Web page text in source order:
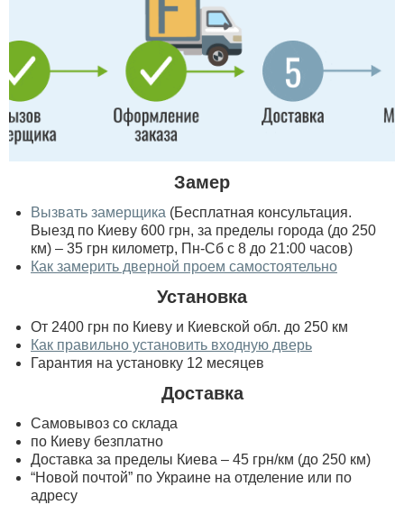
Замер
Вызвать замерщика (Бесплатная консультация.
Выезд по Киеву 600 грн, за пределы города (до 250
км) – 35 грн километр, Пн-Сб с 8 до 21:00 часов)
Как замерить дверной проем самостоятельно
Установка
От 2400 грн по Киеву и Киевской обл. до 250 км
Как правильно установить входную дверь
Гарантия на установку 12 месяцев
Доставка
Самовывоз со склада
по Киеву безплатно
Доставка за пределы Киева – 45 грн/км (до 250 км)
“Новой почтой” по Украине на отделение или по
адресу